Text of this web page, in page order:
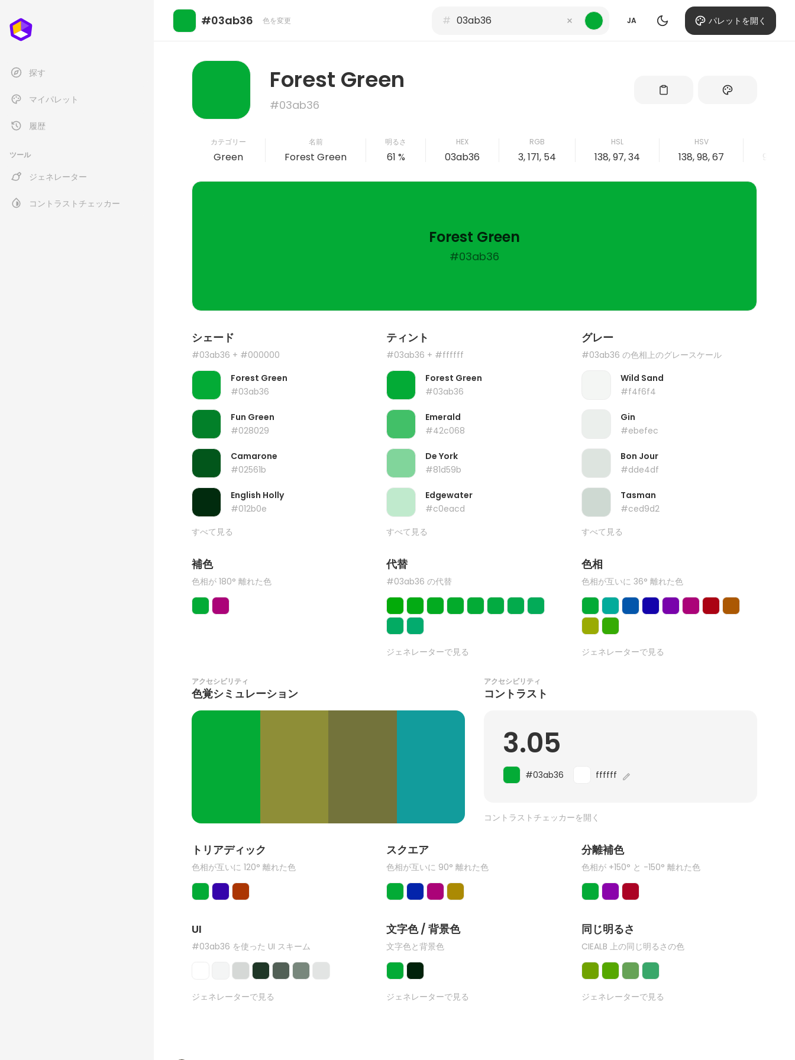
探す
マイパレット
履歴
ツール
ジェネレーター
コントラストチェッカー
#03ab36 色を変更 # JA パレットを開く
Forest Green
#03ab36
カテゴリー
Green
名前
Forest Green
明るさ
61 %
HEX
03ab36
RGB
3, 171, 54
HSL
138, 97, 34
HSV
138, 98, 67 98, 0,
Forest Green
#03ab36
シェード
#03ab36 + #000000
Forest Green
#03ab36
Fun Green
#028029
Camarone
#02561b
English Holly
#012b0e
すべて見る
ティント
#03ab36 + #ffffff
Forest Green
#03ab36
Emerald
#42c068
De York
#81d59b
Edgewater
#c0eacd
すべて見る
グレー
#03ab36 の色相上のグレースケール
Wild Sand
#f4f6f4
Gin
#ebefec
Bon Jour
#dde4df
Tasman
#ced9d2
すべて見る
補色
色相が 180° 離れた色
代替
#03ab36 の代替
ジェネレーターで見る
色相
色相が互いに 36° 離れた色
ジェネレーターで見る
アクセシビリティ
色覚シミュレーション
アクセシビリティ
コントラスト
3.05
#03ab36 ffffff
コントラストチェッカーを開く
トリアディック
色相が互いに 120° 離れた色
スクエア
色相が互いに 90° 離れた色
分離補色
色相が +150° と -150° 離れた色
UI
#03ab36 を使った UI スキーム
ジェネレーターで見る
文字色 / 背景色
文字色と背景色
ジェネレーターで見る
同じ明るさ
CIEALB 上の同じ明るさの色
ジェネレーターで見る